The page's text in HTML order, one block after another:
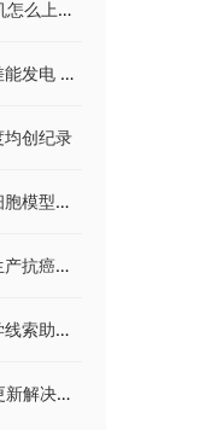
iphone怎么设置上网？苹果手机怎么上网？
我国学者实现高效率多形式盐差能发电 相关研究成果发表在《能源与环境科学》杂志上
均创纪录
干细胞首次生成特定人类胚胎细胞模型细胞有助于研究早期胚胎发育
研究成果：突破性方法可快速生产抗癌免疫细胞 效率提高80倍过程更易控制
宠物狗为研究衰老“探路” 生物学线索助开发抗衰药
Dota2 launcher需要在线进行更新解决方法 dota2启动项在哪里？